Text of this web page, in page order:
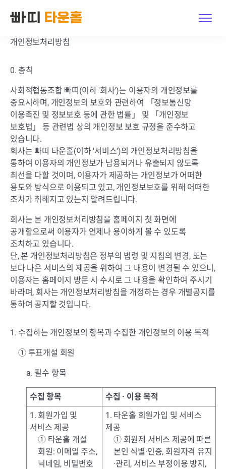
개인정보처리방침
0. 총칙
사회적협동조합 빠띠(이하 '회사')는 이용자의 개인정보를
중요시하며, 개인정보의 보호와 관련하여 「정보통신망
이용촉진 및 정보보호 등에 관한 법률」 및 「개인정보
보호법」 등 관련법 상의 개인정보 보호 규정을 준수하고
있습니다.
회사는 빠띠 타운홀(이하 '서비스')의 개인정보처리방침을
통하여 이용자의 개인정보가 남용되거나 유출되지 않도록
최선을 다할 것이며, 이용자가 제공하는 개인정보가 어떠한
용도와 방식으로 이용되고 있고, 개인정보보호를 위해 어떠한
조치가 취해지고 있는지 알려드립니다.
회사는 본 개인정보처리방침을 홈페이지 첫 화면에
공개함으로써 이용자가 언제나 용이하게 볼 수 있도록
조치하고 있습니다.
단, 본 개인정보처리방침은 정부의 법령 및 지침의 변경, 또는
보다 나은 서비스의 제공을 위하여 그 내용이 변경될 수 있으니,
이용자는 홈페이지 방문 시 수시로 그 내용을 확인하여 주시기
바라며, 회사는 개인정보처리방침을 개정하는 경우 개별공지를
통하여 공지할 것입니다.
1. 수집하는 개인정보의 항목과 수집한 개인정보의 이용 목적
① 투표개설 회원
a. 필수 항목
수집 항목
수집 · 이용 목적
1. 회원가입 및
서비스 제공
① 타운홀 개설
회원: 이메일 주소,
닉네임, 비밀번호
1. 타운홀 회원가입 및 서비스
제공
① 회원제 서비스 제공에 따른
본인 식별·인증, 회원자격 유지
·관리, 서비스 부정이용 방지,
Pricing
Contact Us
Host Log in · Sign up
Get started